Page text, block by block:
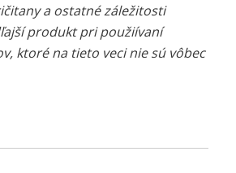
a ostatné záležitosti
produkt pri použiívaní
ktoré na tieto veci nie sú vôbec